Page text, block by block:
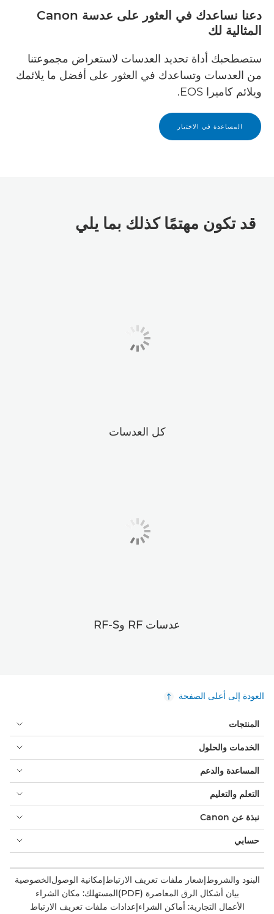
دعنا نساعدك في العثور على عدسة Canon
المثالية لك
ستصطحبك أداة تحديد العدسات لاستعراض مجموعتنا
من العدسات وتساعدك في العثور على أفضل ما يلائمك
ويلائم كاميرا EOS.
المساعدة في الاختيار
قد تكون مهتمًا كذلك بما يلي
كل العدسات
عدسات RF وRF-S
العودة إلى أعلى الصفحة
المنتجات
الخدمات والحلول
المساعدة والدعم
التعلم والتعليم
نبذة عن Canon
حسابي
البنود والشروطإشعار ملفات تعريف الارتباطإمكانية الوصولالخصوصية
بيان أشكال الرق المعاصرة (PDF)
المستهلك: مكان الشراء
الأعمال التجارية: أماكن الشراءإعدادات ملفات تعريف الارتباط